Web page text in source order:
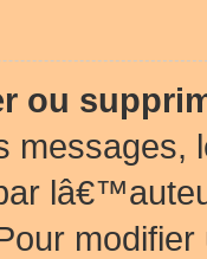
ou
messages,